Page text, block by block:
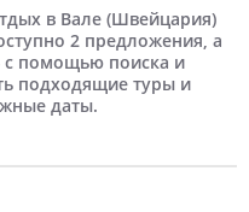
в Вале (Швейцария)
2 предложения, а
с помощью поиска и
подходящие туры и
даты.